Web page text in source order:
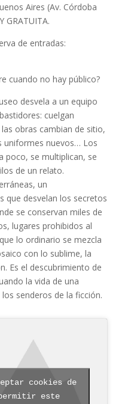
Aires (Av. Córdoba
GRATUITA.
de entradas:
cuando no hay público?
desvela a un equipo
cuelgan
obras cambian de sitio,
uniformes nuevos… Los
poco, se multiplican, se
de un relato.
un
que desvelan los secretos
se conservan miles de
lugares prohibidos al
lo ordinario se mezcla
con lo sublime, la
Es el descubrimiento de
la vida de una
senderos de la ficción.
cookies de
este